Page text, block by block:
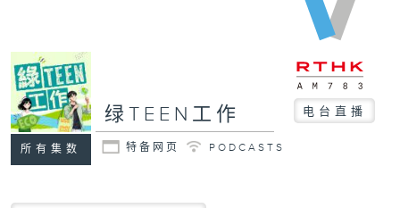
所有集数
绿TEEN工作 电台直播
特备网页 PODCASTS